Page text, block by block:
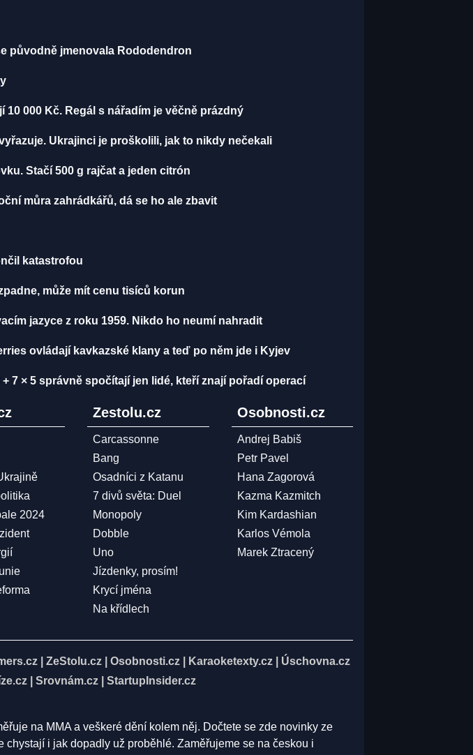
původně jmenovala Rododendron
000 Kč. Regál s nářadím je věčně prázdný
Ukrajinci je proškolili, jak to nikdy nečekali
Stačí 500 g rajčat a jeden citrón
můra zahrádkářů, dá se ho ale zbavit
katastrofou
může mít cenu tisíců korun
jazyce z roku 1959. Nikdo ho neumí nahradit
ovládají kavkazské klany a teď po něm jde i Kyjev
7 × 5 správně spočítají jen lidé, kteří znají pořadí operací
2024
Zestolu.cz
Carcassonne
Bang
Osadníci z Katanu
7 divů světa: Duel
Monopoly
Dobble
Uno
Jízdenky, prosím!
Krycí jména
Na křídlech
Osobnosti.cz
Andrej Babiš
Petr Pavel
Hana Zagorová
Kazma Kazmitch
Kim Kardashian
Karlos Vémola
Marek Ztracený
ZeStolu.cz Osobnosti.cz Karaoketexty.cz
Úschovna.cz
Srovnám.cz StartupInsider.cz
na MMA a veškeré dění kolem něj. Dočtete se zde novinky ze
chystají i jak dopadly už proběhlé. Zaměřujeme se na českou i